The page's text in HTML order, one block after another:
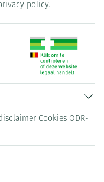
policy.
Cookies ODR-